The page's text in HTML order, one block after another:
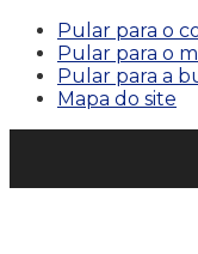
Pular para o
Pular para o
Pular para a
Mapa do site